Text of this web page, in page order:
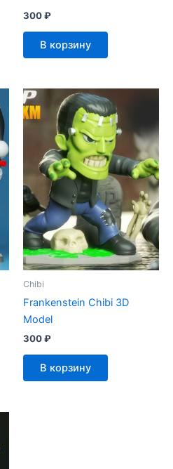
300₽
В корзину
Chibi
Frankenstein Chibi 3D
Model
300₽
В корзину